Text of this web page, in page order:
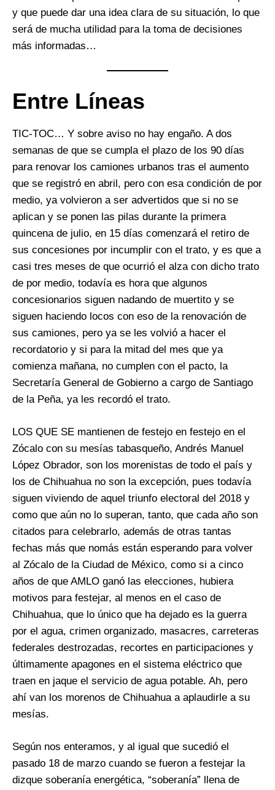
y que puede dar una idea clara de su situación, lo que
será de mucha utilidad para la toma de decisiones
más informadas…
Entre Líneas
TIC-TOC… Y sobre aviso no hay engaño. A dos
semanas de que se cumpla el plazo de los 90 días
para renovar los camiones urbanos tras el aumento
que se registró en abril, pero con esa condición de por
medio, ya volvieron a ser advertidos que si no se
aplican y se ponen las pilas durante la primera
quincena de julio, en 15 días comenzará el retiro de
sus concesiones por incumplir con el trato, y es que a
casi tres meses de que ocurrió el alza con dicho trato
de por medio, todavía es hora que algunos
concesionarios siguen nadando de muertito y se
siguen haciendo locos con eso de la renovación de
sus camiones, pero ya se les volvió a hacer el
recordatorio y si para la mitad del mes que ya
comienza mañana, no cumplen con el pacto, la
Secretaría General de Gobierno a cargo de Santiago
de la Peña, ya les recordó el trato.
LOS QUE SE mantienen de festejo en festejo en el
Zócalo con su mesías tabasqueño, Andrés Manuel
López Obrador, son los morenistas de todo el país y
los de Chihuahua no son la excepción, pues todavía
siguen viviendo de aquel triunfo electoral del 2018 y
como que aún no lo superan, tanto, que cada año son
citados para celebrarlo, además de otras tantas
fechas más que nomás están esperando para volver
al Zócalo de la Ciudad de México, como si a cinco
años de que AMLO ganó las elecciones, hubiera
motivos para festejar, al menos en el caso de
Chihuahua, que lo único que ha dejado es la guerra
por el agua, crimen organizado, masacres, carreteras
federales destrozadas, recortes en participaciones y
últimamente apagones en el sistema eléctrico que
traen en jaque el servicio de agua potable. Ah, pero
ahí van los morenos de Chihuahua a aplaudirle a su
mesías.
Según nos enteramos, y al igual que sucedió el
pasado 18 de marzo cuando se fueron a festejar la
dizque soberanía energética, “soberanía” llena de